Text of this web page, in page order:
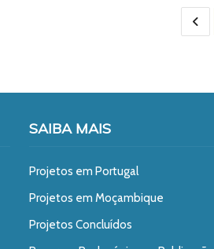
SAIBA MAIS
Projetos em Portugal
Projetos em Moçambique
Projetos Concluídos